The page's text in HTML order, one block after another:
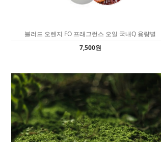
블러드 오렌지 FO 프래그런스 오일 국내Q 용량별
7,500원